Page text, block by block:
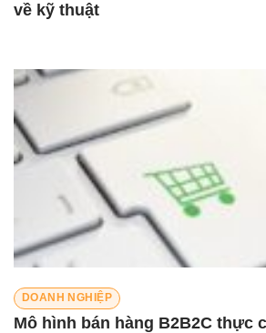
về kỹ thuật
DOANH NGHIỆP
Mô hình bán hàng B2B2C thực